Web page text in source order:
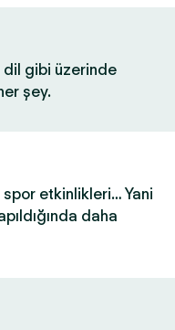
dil gibi üzerinde
şey.
etkinlikleri… Yani
daha